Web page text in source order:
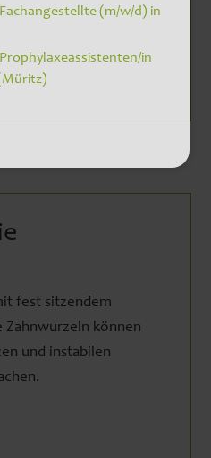
fest sitzendem
Zahnwurzeln können
und instabilen
(m/w/d) in
in